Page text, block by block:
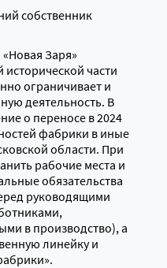
собственник
Заря»
исторической части
ограничивает и
деятельность. В
о переносе в 2024
фабрики в иные
области. При
рабочие места и
обязательства
руководящими
в производство), а
линейку и